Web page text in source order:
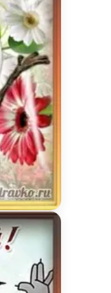
и